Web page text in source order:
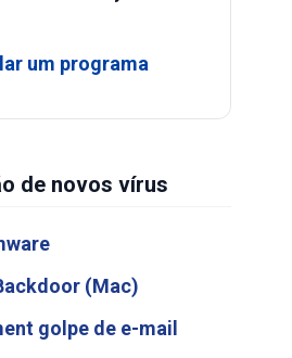
um programa
de novos vírus
(Mac)
golpe de e-mail